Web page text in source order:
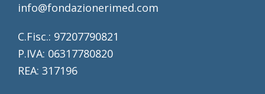
info@fondazionerimed.com
C.Fisc.: 97207790821
P.IVA: 06317780820
REA: 317196